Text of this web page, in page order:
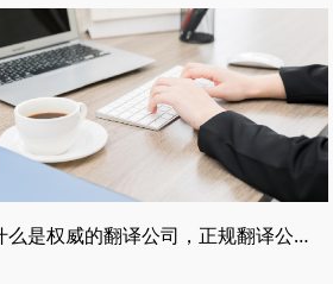
什么是权威的翻译公司，正规翻译公司介绍